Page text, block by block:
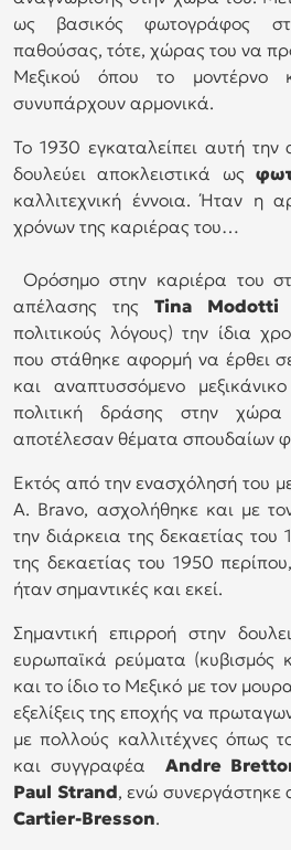
ως βασικός φωτογράφος
παθούσας, τότε, χώρας του να
Μεξικού όπου το μοντέρνο
συνυπάρχουν αρμονικά.
Το 1930 εγκαταλείπει αυτή την
δουλεύει αποκλειστικά ως
καλλιτεχνική έννοια. Ήταν η
χρόνων της
Ορόσημο στην καριέρα του
απέλασης της Tina Modotti
πολιτικούς λόγους) την ίδια
που στάθηκε αφορμή να έρθει
και αναπτυσσόμενο
πολιτική δράσης στην
αποτέλεσαν θέματα σπουδαίων
Εκτός από την ενασχόλησή του
A. Bravo, ασχολήθηκε και με
την διάρκεια της δεκαετίας
της δεκαετίας του 1950
ήταν σημαντικές και εκεί.
Σημαντική επιρροή στην
ευρωπαϊκά ρεύματα (κυβισμός
και το ίδιο το Μεξικό με τον
εξελίξεις της εποχής να
με πολλούς καλλιτέχνες όπως
και συγγραφέα Andre
Paul Strand, ενώ συνεργάστηκε
Cartier-Bresson.